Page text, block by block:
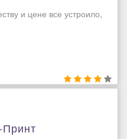
и цене все устроило,